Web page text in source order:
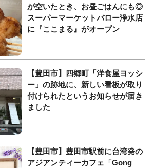
が空いたとき、お昼ごはんにも◎
スーパーマーケットバロー浄水店
に『ここまる』がオープン
【豊田市】四郷町「洋食屋ヨッシ
ー」の跡地に、新しい看板が取り
付けられたというお知らせが届き
ました
【豊田市】豊田市駅前に台湾発の
アジアンティーカフェ「Gong